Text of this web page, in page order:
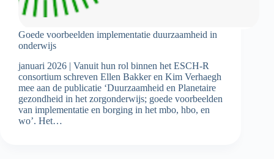
Goede voorbeelden implementatie duurzaamheid in
onderwijs
januari 2026 | Vanuit hun rol binnen het ESCH-R
consortium schreven Ellen Bakker en Kim Verhaegh
mee aan de publicatie ‘Duurzaamheid en Planetaire
gezondheid in het zorgonderwijs; goede voorbeelden
van implementatie en borging in het mbo, hbo, en
wo’. Het…